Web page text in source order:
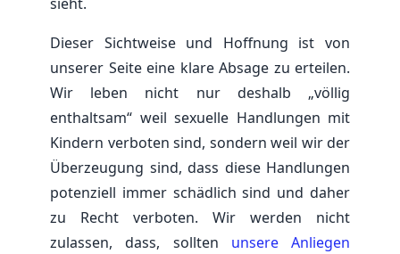
sieht.
Dieser Sichtweise und Hoffnung ist von
unserer Seite eine klare Absage zu erteilen.
Wir leben nicht nur deshalb „völlig
enthaltsam“ weil sexuelle Handlungen mit
Kindern verboten sind, sondern weil wir der
Überzeugung sind, dass diese Handlungen
potenziell immer schädlich sind und daher
zu Recht verboten. Wir werden nicht
zulassen, dass, sollten unsere Anliegen